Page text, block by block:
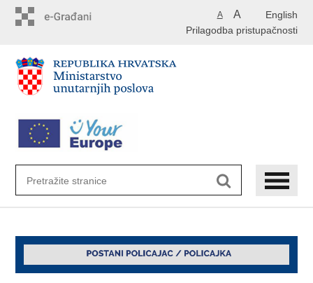
English
A A
Prilagodba pristupačnosti